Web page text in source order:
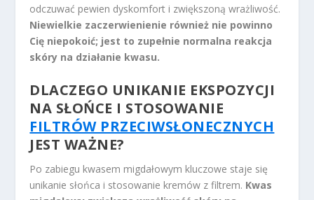
odczuwać pewien dyskomfort i zwiększoną wrażliwość.
Niewielkie zaczerwienienie również nie powinno
Cię niepokoić; jest to zupełnie normalna reakcja
skóry na działanie kwasu.
DLACZEGO UNIKANIE EKSPOZYCJI
NA SŁOŃCE I STOSOWANIE
FILTRÓW PRZECIWSŁONECZNYCH
JEST WAŻNE?
Po zabiegu kwasem migdałowym kluczowe staje się
unikanie słońca i stosowanie kremów z filtrem. Kwas